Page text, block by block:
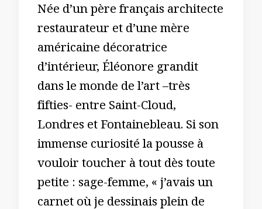
Née d’un père français architecte
restaurateur et d’une mère
américaine décoratrice
d’intérieur, Éléonore grandit
dans le monde de l’art –très
fifties- entre Saint-Cloud,
Londres et Fontainebleau. Si son
immense curiosité la pousse à
vouloir toucher à tout dès toute
petite : sage-femme, « j’avais un
carnet où je dessinais plein de